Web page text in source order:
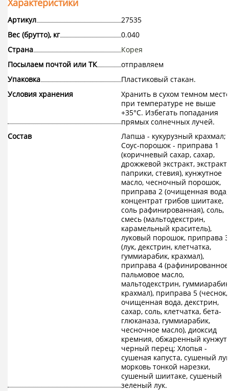
Характеристики
Артикул
27535
Вес (брутто), кг
0.040
Страна
Корея
Посылаем почтой или ТК
отправляем
Упаковка
Пластиковый стакан.
Условия хранения
Хранить в сухом темном
при температуре не выше
+35°С. Избегать попадания
прямых солнечных лучей.
Состав
Лапша - кукурузный крахмал;
Соус-порошок - приправа 1
(коричневый сахар, сахар,
дрожжевой экстракт, экстракт
паприки, стевия), кунжутное
масло, чесночный порошок,
приправа 2 (очищенная вода,
концентрат грибов шиитаке,
соль рафинированная), соль,
смесь (мальтодекстрин,
карамельный краситель),
луковый порошок, приправа 3
(лук, декстрин, клетчатка,
гуммиарабик, крахмал),
приправа 4 (рафинированное
пальмовое масло,
мальтодекстрин,
крахмал), приправа 5 (чеснок,
очищенная вода, декстрин,
сахар, соль, клетчатка, бета-
глюканаза, гуммиарабик,
чесночное масло), диоксид
кремния, обжаренный кунжут,
черный перец; Хлопья -
сушеная капуста, сушеный
морковь тонкой нарезки,
сушеный шиитаке, сушеный
зеленый лук.